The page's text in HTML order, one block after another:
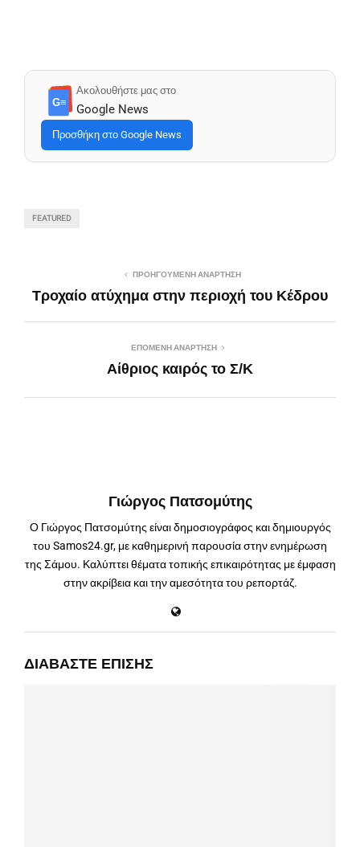
G≡
Ακολουθήστε μας στο
Google News
Προσθήκη στο Google News
FEATURED
ΠΡΟΗΓΟΎΜΕΝΗ ΑΝΆΡΤΗΣΗ
Τροχαίο ατύχημα στην περιοχή του Κέδρου
ΕΠΌΜΕΝΗ ΑΝΆΡΤΗΣΗ
Αίθριος καιρός το Σ/Κ
Γιώργος Πατσομύτης
Ο Γιώργος Πατσομύτης είναι δημοσιογράφος και δημιουργός
του Samos24.gr, με καθημερινή παρουσία στην ενημέρωση
της Σάμου. Καλύπτει θέματα τοπικής επικαιρότητας με έμφαση
στην ακρίβεια και την αμεσότητα του ρεπορτάζ.
ΔΙΑΒΆΣΤΕ ΕΠΊΣΗΣ